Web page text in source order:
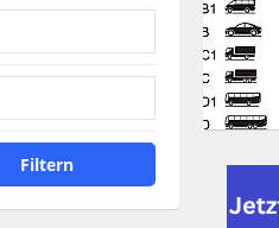
Filtern